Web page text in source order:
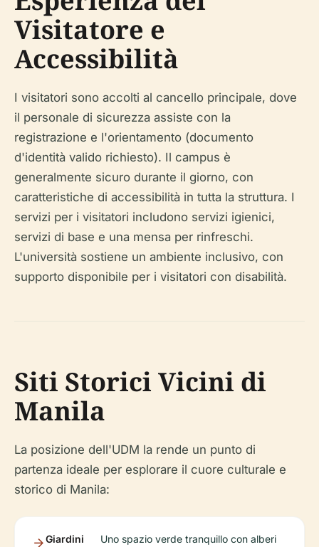
Visitatore e
Accessibilità
I visitatori sono accolti al cancello principale, dove
il personale di sicurezza assiste con la
registrazione e l'orientamento (documento
d'identità valido richiesto). Il campus è
generalmente sicuro durante il giorno, con
caratteristiche di accessibilità in tutta la struttura. I
servizi per i visitatori includono servizi igienici,
servizi di base e una mensa per rinfreschi.
L'università sostiene un ambiente inclusivo, con
supporto disponibile per i visitatori con disabilità.
Siti Storici Vicini di
Manila
La posizione dell'UDM la rende un punto di
partenza ideale per esplorare il cuore culturale e
storico di Manila:
Giardini
Uno spazio verde tranquillo con alberi